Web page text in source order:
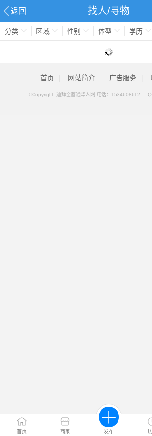
返回 找人/寻物
首页 商家 发布
分类 区域 性别 体型 学历
首页 网站简介 广告服务
©Copyright 迪拜全酋通华人网 电话： 1584608612